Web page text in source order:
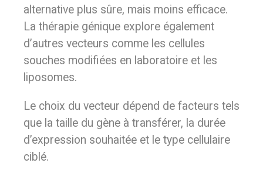
alternative plus sûre, mais moins efficace.
La thérapie génique explore également
d’autres vecteurs comme les cellules
souches modifiées en laboratoire et les
liposomes.
Le choix du vecteur dépend de facteurs tels
que la taille du gène à transférer, la durée
d’expression souhaitée et le type cellulaire
ciblé.